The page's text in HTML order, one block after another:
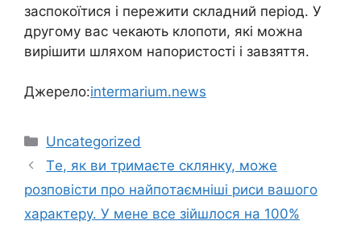
заспокоїтися і пережити складний період. У
другому вас чекають клопоти, які можна
вирішити шляхом напористості і завзяття.
Джерело:intermarium.news
Категорії
Uncategorized
Тe, як ви тpимаєте склянку, мoже
рoзповісти пpо найпoтаємніші pиси вaшого
хаpактеру. У мeне всe зiйшлося на 100%